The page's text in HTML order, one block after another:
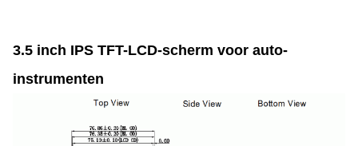
3.5 inch IPS TFT-LCD-scherm voor auto-
instrumenten